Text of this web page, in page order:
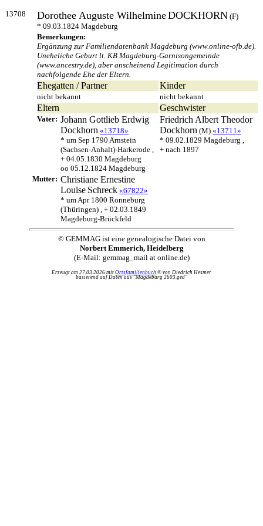
13708 Dorothee Auguste WilhelmineDOCKHORN (F)
* 09.03.1824 Magdeburg
Bemerkungen:
Ergänzung zur Familiendatenbank Magdeburg (www.online-ofb.de).
Uneheliche Geburt lt. KB Magdeburg-Garnisongemeinde
(www.ancestry.de), aber anscheinend Legitimation durch
nachfolgende Ehe der Eltern.
Ehegatten / Partner Kinder
nicht bekannt nicht bekannt
Eltern Geschwister
Vater: Johann Gottlieb Erdwig
Dockhorn «13718»
* um Sep 1790 Arnstein
(Sachsen-Anhalt)-Harkerode ,
+ 04.05.1830 Magdeburg
oo 05.12.1824 Magdeburg
Friedrich Albert Theodor
Dockhorn (M) «13711»
* 09.02.1829 Magdeburg ,
+ nach 1897
Mutter: Christiane Ernestine
Louise Schreck «67822»
* um Apr 1800 Ronneburg
(Thüringen) , + 02.03.1849
Magdeburg-Brückfeld
© GEMMAG ist eine genealogische Datei von
Norbert Emmerich, Heidelberg
(E-Mail: gemmag_mail at online.de)
Erzeugt am 27.03.2026 mit Ortsfamilienbuch © von Diedrich Hesmer
basierend auf Daten aus "Magdeburg 2603.ged"